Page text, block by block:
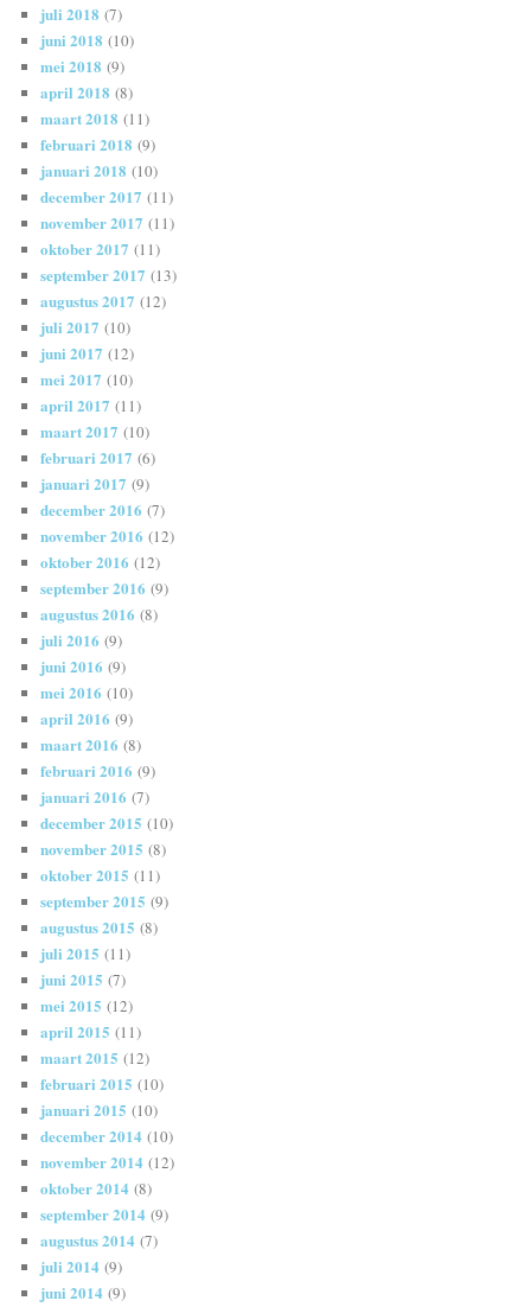
juli 2018 (7)
juni 2018 (10)
mei 2018 (9)
april 2018 (8)
maart 2018 (11)
februari 2018 (9)
januari 2018 (10)
december 2017 (11)
november 2017 (11)
oktober 2017 (11)
september 2017 (13)
augustus 2017 (12)
juli 2017 (10)
juni 2017 (12)
mei 2017 (10)
april 2017 (11)
maart 2017 (10)
februari 2017 (6)
januari 2017 (9)
december 2016 (7)
november 2016 (12)
oktober 2016 (12)
september 2016 (9)
augustus 2016 (8)
juli 2016 (9)
juni 2016 (9)
mei 2016 (10)
april 2016 (9)
maart 2016 (8)
februari 2016 (9)
januari 2016 (7)
december 2015 (10)
november 2015 (8)
oktober 2015 (11)
september 2015 (9)
augustus 2015 (8)
juli 2015 (11)
juni 2015 (7)
mei 2015 (12)
april 2015 (11)
maart 2015 (12)
februari 2015 (10)
januari 2015 (10)
december 2014 (10)
november 2014 (12)
oktober 2014 (8)
september 2014 (9)
augustus 2014 (7)
juli 2014 (9)
juni 2014 (9)